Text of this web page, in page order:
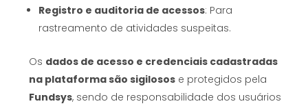
Registro e auditoria de acessos: Para
rastreamento de atividades suspeitas.
Os dados de acesso e credenciais cadastradas
na plataforma são sigilosos e protegidos pela
Fundsys, sendo de responsabilidade dos usuários